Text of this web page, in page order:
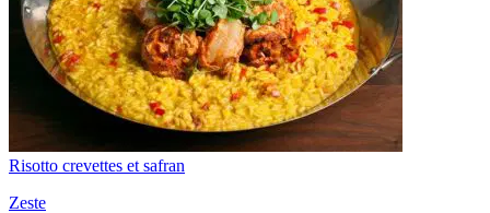
Risotto crevettes et safran
Zeste